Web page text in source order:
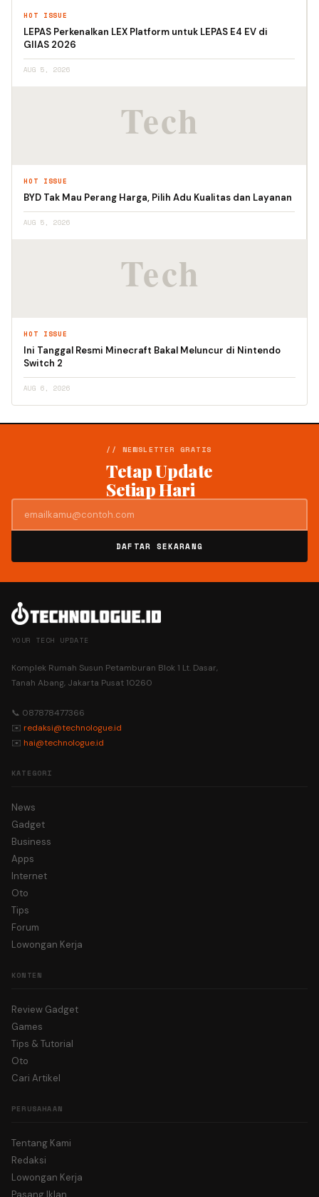
HOT ISSUE
LEPAS Perkenalkan LEX Platform untuk LEPAS E4 EV di
GIIAS 2026
AUG 5, 2026
HOT ISSUE
BYD Tak Mau Perang Harga, Pilih Adu Kualitas dan Layanan
AUG 5, 2026
HOT ISSUE
Ini Tanggal Resmi Minecraft Bakal Meluncur di Nintendo
Switch 2
AUG 6, 2026
// NEWSLETTER GRATIS
Tetap Update
Setiap Hari
DAFTAR SEKARANG
YOUR TECH UPDATE
Komplek Rumah Susun Petamburan Blok 1 Lt. Dasar,
Tanah Abang, Jakarta Pusat 10260
📞 087878477366
✉️ redaksi@technologue.id
✉️ hai@technologue.id
KATEGORI
News
Gadget
Business
Apps
Internet
Oto
Tips
Forum
Lowongan Kerja
KONTEN
Review Gadget
Games
Tips & Tutorial
Oto
Cari Artikel
PERUSAHAAN
Tentang Kami
Redaksi
Lowongan Kerja
Pasang Iklan